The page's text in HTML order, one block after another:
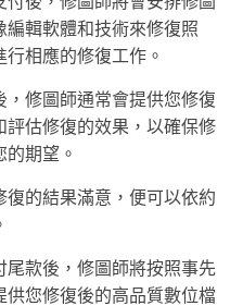
編輯軟體和技術來修復照
相應的修復工作。
修圖師通常會提供您修復
評估修復的效果，以確保修
期望。
復的結果滿意，便可以依約
尾款後，修圖師將按照事先
供您修復後的高品質數位檔